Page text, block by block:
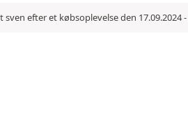
efter et købsoplevelse den 17.09.2024-